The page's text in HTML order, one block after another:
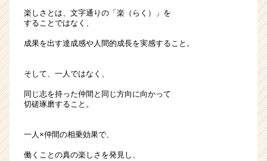
長
か
ス
ウ
届
就
楽しさとは、文字通りの「楽（らく）」を
することではなく、
成果を出す達成感や人間的成長を実感すること。
そして、一人ではなく、
同じ志を持った仲間と同じ方向に向かって
切磋琢磨すること。
一人×仲間の相乗効果で、
働くことの真の楽しさを発見し、